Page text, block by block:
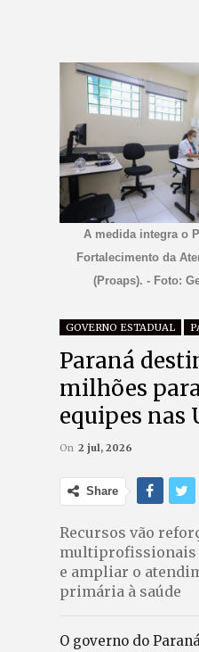
A medida integra o
Fortalecimento da
(Proaps). - Foto:
GOVERNO ESTADUAL
Paraná
milhões
equipes nas
On 2 jul, 2026
Share
Recursos vão
multiprofissionais
e ampliar o
primária à saúde
O governo do